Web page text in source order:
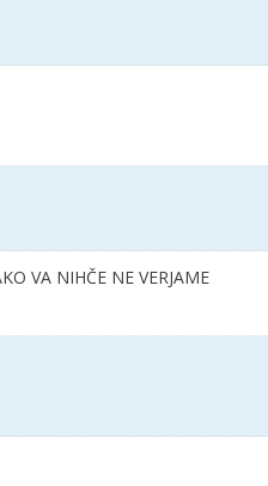
VA NIHČE NE VERJAME